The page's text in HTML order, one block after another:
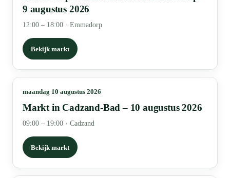
9 augustus 2026
12:00 – 18:00 · Emmadorp
Bekijk markt
maandag 10 augustus 2026
Markt in Cadzand-Bad – 10 augustus 2026
09:00 – 19:00 · Cadzand
Bekijk markt